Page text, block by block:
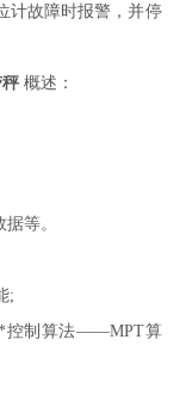
故障时报警，并停
概述：
。
;
*控制算法——MPT算